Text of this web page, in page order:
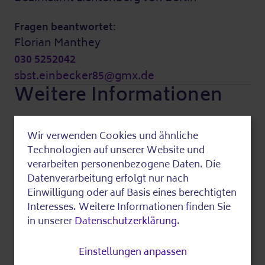
Fragen beantwortet:
Florian Manthey
030 5252042
sbst.einbecker85@gmx.de
Weitere Informationen
Kosten:
Diese Veranstaltung ist kostenfrei.
Weiteres:
Telefonische Voranmeldung erbeten.
Zuletzt bearbeitet am 21.01.2026
Use
of
personal
data
and
cookies
Wir verwenden Cookies und ähnliche
Technologien auf unserer Website und
verarbeiten personenbezogene Daten. Die
Datenverarbeitung erfolgt nur nach
Einwilligung oder auf Basis eines berechtigten
Interesses. Weitere Informationen finden Sie
in unsererDatenschutzerklärung.
Einstellungen anpassen